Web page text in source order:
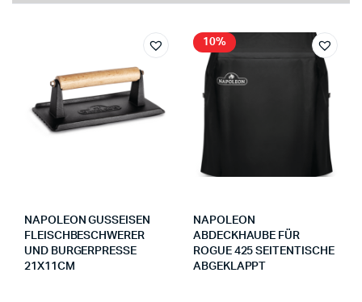
NAPOLEON GUSSEISEN
FLEISCHBESCHWERER
UND BURGERPRESSE
21X11CM
10%
NAPOLEON
ABDECKHAUBE FÜR
ROGUE 425 SEITENTISCHE
ABGEKLAPPT